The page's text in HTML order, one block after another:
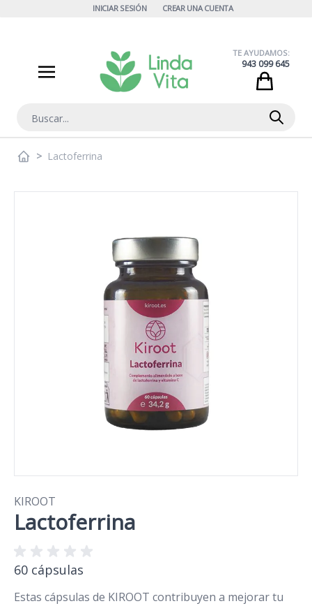
INICIAR SESIÓN CREAR UNA CUENTA
Buscar
TE AYUDAMOS:
943 099 645
> Lactoferrina
KIROOT
Lactoferrina
60 cápsulas
Estas cápsulas de KIROOT contribuyen a mejorar tu